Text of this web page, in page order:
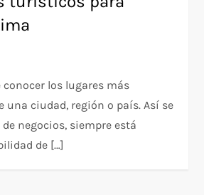
los lugares más
una ciudad, región o país. Así se
negocios, siempre está
de […]